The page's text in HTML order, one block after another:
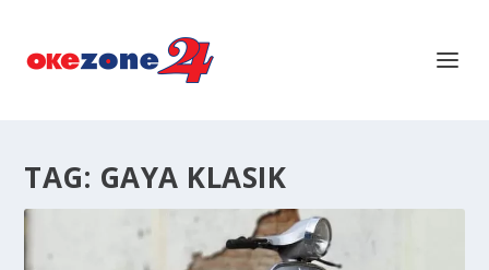
TAG: GAYA KLASIK